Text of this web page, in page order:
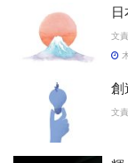
文責
創
文責